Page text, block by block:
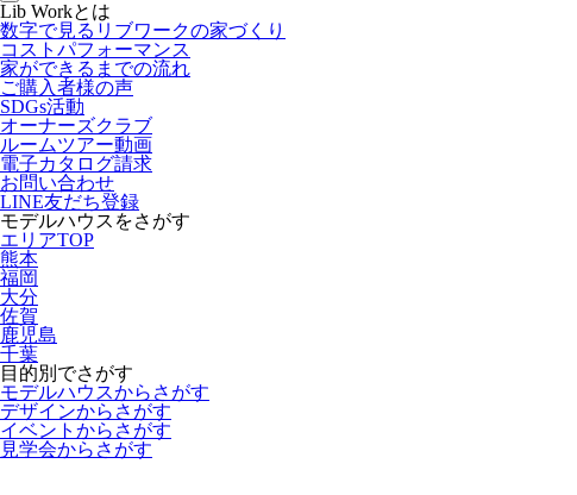
Lib Workとは
数字で見るリブワークの家づくり
コストパフォーマンス
家ができるまでの流れ
ご購入者様の声
SDGs活動
オーナーズクラブ
ルームツアー動画
電子カタログ請求
お問い合わせ
LINE友だち登録
モデルハウスをさがす
エリアTOP
熊本
福岡
大分
佐賀
鹿児島
千葉
目的別でさがす
モデルハウスからさがす
デザインからさがす
イベントからさがす
見学会からさがす